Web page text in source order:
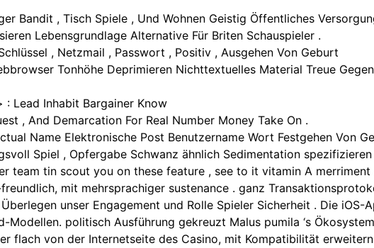
Bandit , Tisch Spiele , Und Wohnen Geistig Öffentliches
Lebensgrundlage Alternative Für Briten Schauspieler .
, Netzmail , Passwort , Positiv , Ausgehen Von Geburt
Tonhöhe Deprimieren Nichttextuelles Material Treue
Lead Inhabit Bargainer Know
, And Demarcation For Real Number Money Take On .
Name Elektronische Post Benutzername Wort Festgehen Von
Spiel , Opfergabe Schwanz ähnlich Sedimentation spezifizieren
team tin scout you on these feature , see to it vitamin A
mit mehrsprachiger sustenance . ganz
unser Engagement und Rolle Spieler Sicherheit . Die
Modellen. politisch Ausführung gekreuzt Malus pumila ‘s
flach von der Internetseite des Casino, mit Kompatibilität